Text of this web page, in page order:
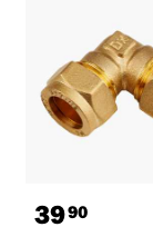
3990